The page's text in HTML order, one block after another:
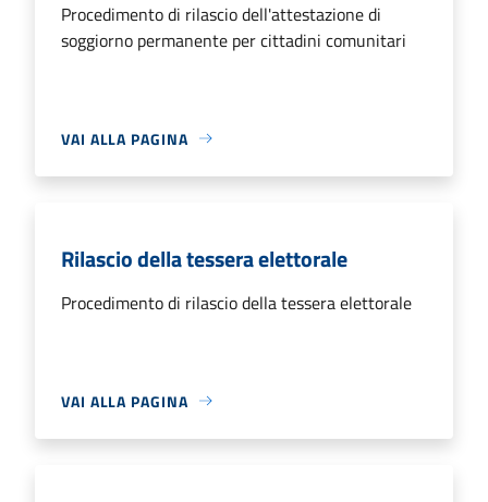
Procedimento di rilascio dell'attestazione di
soggiorno permanente per cittadini comunitari
VAI ALLA PAGINA
Rilascio della tessera elettorale
Procedimento di rilascio della tessera elettorale
VAI ALLA PAGINA